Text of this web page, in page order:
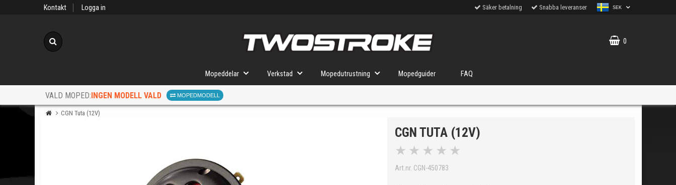
Kontakt Logga in Säker betalning Snabba leveranser SEK
0
Mopeddelar Verkstad Mopedutrustning Mopedguider FAQ
VALD MOPED:INGEN MODELL VALD MOPEDMODELL
FÖR RÄTT DELAR
CGN Tuta (12V)
CGN TUTA (12V)
★ ★ ★ ★ ★
Art.nr. CGN-450783